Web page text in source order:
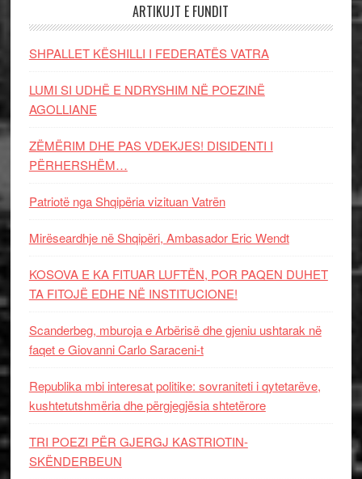
ARTIKUJT E FUNDIT
SHPALLET KËSHILLI I FEDERATËS VATRA
LUMI SI UDHË E NDRYSHIM NË POEZINË
AGOLLIANE
ZËMËRIM DHE PAS VDEKJES! DISIDENTI I
PËRHERSHËM…
Patriotë nga Shqipëria vizituan Vatrën
Mirëseardhje në Shqipëri, Ambasador Eric Wendt
KOSOVA E KA FITUAR LUFTËN, POR PAQEN DUHET
TA FITOJË EDHE NË INSTITUCIONE!
Scanderbeg, mburoja e Arbërisë dhe gjeniu ushtarak në
faqet e Giovanni Carlo Saraceni-t
Republika mbi interesat politike: sovraniteti i qytetarëve,
kushtetutshmëria dhe përgjegjësia shtetërore
TRI POEZI PËR GJERGJ KASTRIOTIN-
SKËNDERBEUN